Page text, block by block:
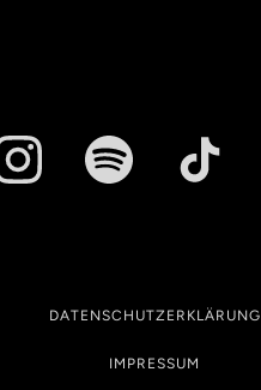
DATENSCHUTZERKLÄRUNG
IMPRESSUM